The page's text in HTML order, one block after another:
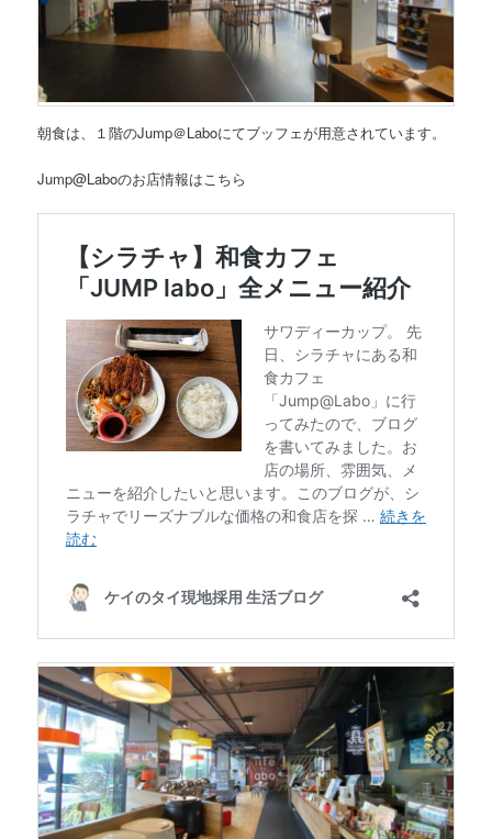
朝食は、１階のJump＠Laboにてブッフェが用意されています。
Jump@Laboのお店情報はこちら